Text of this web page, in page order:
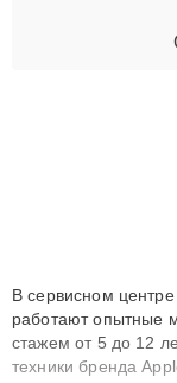
В сервисном
работают опытные
стажем от 5 до 12
техники бренда